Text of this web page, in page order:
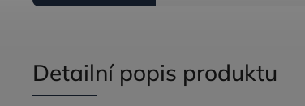
Detailní popis produktu